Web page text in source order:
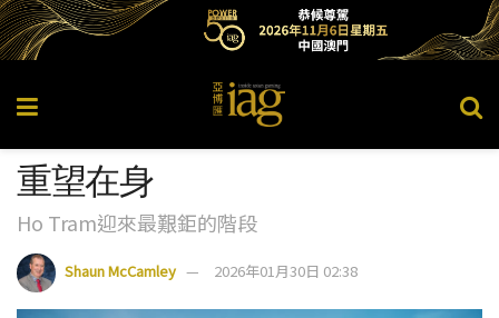
重望在身
Ho Tram迎來最艱鉅的階段
Shaun McCamley 2026年01月30日 02:38